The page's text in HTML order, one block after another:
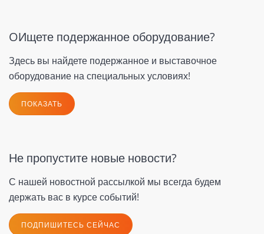
OИщете подержанное оборудование?
Здесь вы найдете подержанное и выставочное
оборудование на специальных условиях!
ПОКАЗАТЬ
Не пропустите новые новости?
С нашей новостной рассылкой мы всегда будем
держать вас в курсе событий!
ПОДПИШИТЕСЬ СЕЙЧАС